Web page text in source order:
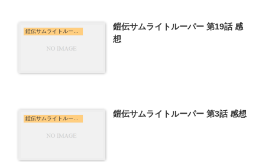
鎧伝サムライトルーパー
鎧伝サムライトルーパー 第19話 感
想
鎧伝サムライトルーパー 鎧伝サムライトルーパー 第3話 感想